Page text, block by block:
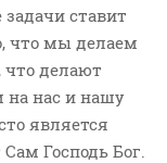
ставит
что мы делаем
что делают
нас и нашу
является
Господь Бог.